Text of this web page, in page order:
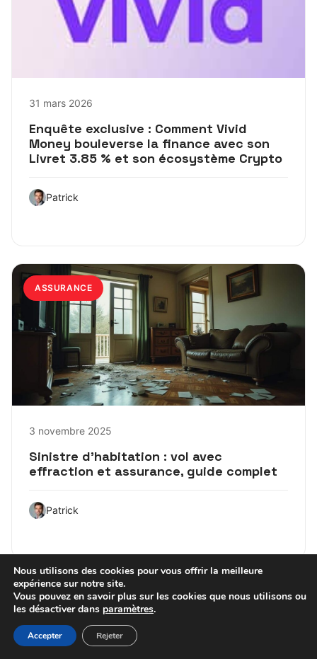
31 mars 2026
Enquête exclusive : Comment Vivid
Money bouleverse la finance avec son
Livret 3.85 % et son écosystème Crypto
Patrick
ASSURANCE
3 novembre 2025
Sinistre d’habitation : vol avec
effraction et assurance, guide complet
Patrick
Nous utilisons des cookies pour vous offrir la meilleure
expérience sur notre site.
Vous pouvez en savoir plus sur les cookies que nous utilisons ou
les désactiver dans paramètres.
Accepter Rejeter